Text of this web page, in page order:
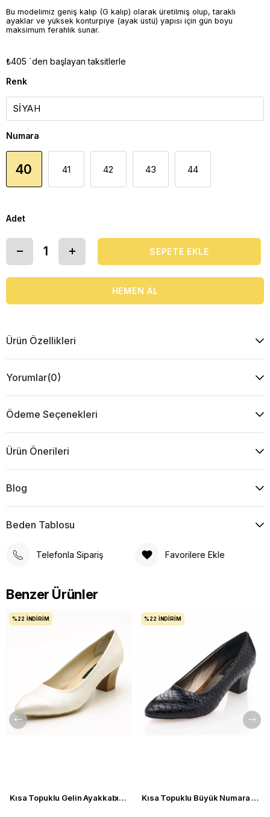
Bu modelimiz geniş kalıp (G kalıp) olarak üretilmiş olup, taraklı
ayaklar ve yüksek konturpiye (ayak üstü) yapısı için gün boyu
maksimum ferahlık sunar.
₺405 `den başlayan taksitlerle
Renk
Numara
40 41 42 43 44
Adet
Ürün Özellikleri
Yorumlar(0)
Ödeme Seçenekleri
Ürün Önerileri
Blog
Beden Tablosu
Telefonla Sipariş Favorilere Ekle
Benzer Ürünler
Kısa Topuklu Gelin Ayakkabısı Büyük Numara 1023 Sedef - 1023 51012 SE-SEDEF
%22 İNDIRIM
Kısa Topuklu Büyük Numara Kadın Stiletto Abiye Ayakkabı 1023 Siyah - 1023 51012 siy-SİYAH
%22 İNDIRIM